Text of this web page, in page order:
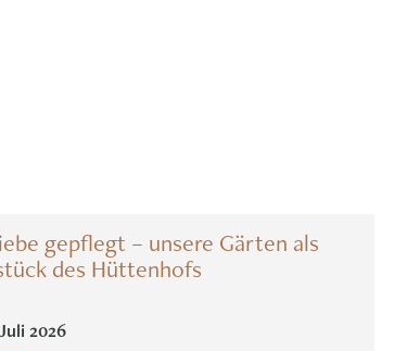
gepflegt – unsere Gärten als
des Hüttenhofs
2026